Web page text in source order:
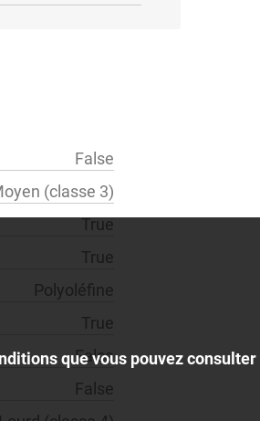
false
moyen (classe 3)
true
true
polyoléfine
true
false
false
que vous pouvez consulter